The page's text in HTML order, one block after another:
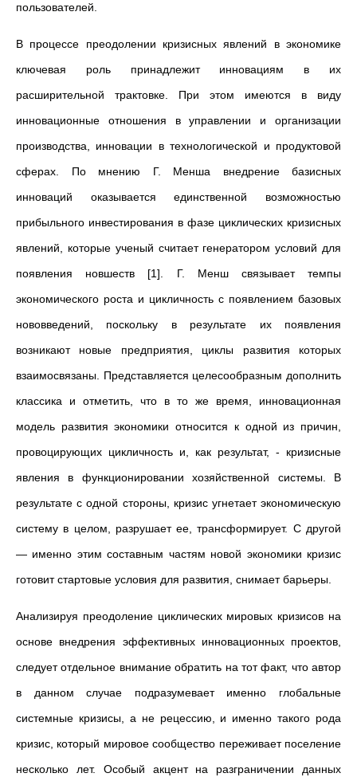
пользователей.
В процессе преодолении кризисных явлений в экономике
ключевая роль принадлежит инновациям в их
расширительной трактовке. При этом имеются в виду
инновационные отношения в управлении и организации
производства, инновации в технологической и продуктовой
сферах. По мнению Г. Менша внедрение базисных
инноваций оказывается единственной возможностью
прибыльного инвестирования в фазе циклических кризисных
явлений, которые ученый считает генератором условий для
появления новшеств [1]. Г. Менш связывает темпы
экономического роста и цикличность с появлением базовых
нововведений, поскольку в результате их появления
возникают новые предприятия, циклы развития которых
взаимосвязаны. Представляется целесообразным дополнить
классика и отметить, что в то же время, инновационная
модель развития экономики относится к одной из причин,
провоцирующих цикличность и, как результат, - кризисные
явления в функционировании хозяйственной системы. В
результате с одной стороны, кризис угнетает экономическую
систему в целом, разрушает ее, трансформирует. С другой
— именно этим составным частям новой экономики кризис
готовит стартовые условия для развития, снимает барьеры.
Анализируя преодоление циклических мировых кризисов на
основе внедрения эффективных инновационных проектов,
следует отдельное внимание обратить на тот факт, что автор
в данном случае подразумевает именно глобальные
системные кризисы, а не рецессию, и именно такого рода
кризис, который мировое сообщество переживает поселение
несколько лет. Особый акцент на разграничении данных